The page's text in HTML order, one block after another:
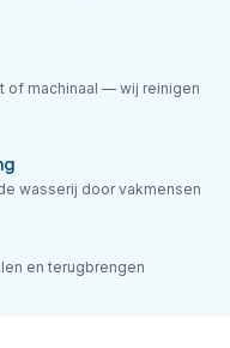
of machinaal — wij reinigen
wasserij door vakmensen
en terugbrengen